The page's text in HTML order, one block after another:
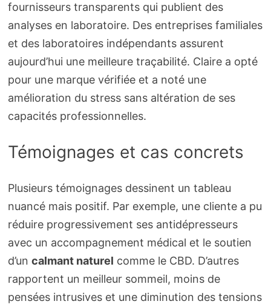
fournisseurs transparents qui publient des
analyses en laboratoire. Des entreprises familiales
et des laboratoires indépendants assurent
aujourd’hui une meilleure traçabilité. Claire a opté
pour une marque vérifiée et a noté une
amélioration du stress sans altération de ses
capacités professionnelles.
Témoignages et cas concrets
Plusieurs témoignages dessinent un tableau
nuancé mais positif. Par exemple, une cliente a pu
réduire progressivement ses antidépresseurs
avec un accompagnement médical et le soutien
d’un calmant naturel comme le CBD. D’autres
rapportent un meilleur sommeil, moins de
pensées intrusives et une diminution des tensions